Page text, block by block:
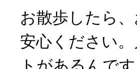
お散歩したら
安心ください